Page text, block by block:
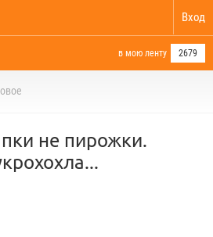
Вход
в мою ленту 2679
не пирожки.